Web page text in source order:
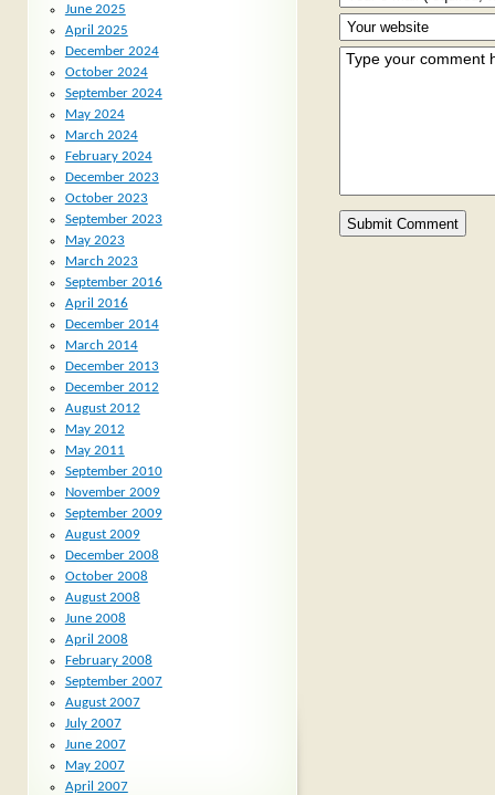
June 2025
April 2025
December 2024
October 2024
September 2024
May 2024
March 2024
February 2024
December 2023
October 2023
September 2023
May 2023
March 2023
September 2016
April 2016
December 2014
March 2014
December 2013
December 2012
August 2012
May 2012
May 2011
September 2010
November 2009
September 2009
August 2009
December 2008
October 2008
August 2008
June 2008
April 2008
February 2008
September 2007
August 2007
July 2007
June 2007
May 2007
April 2007